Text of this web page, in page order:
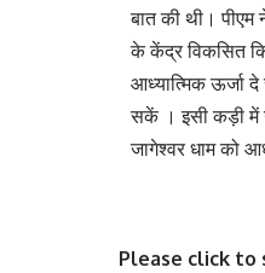
बात की थी।
के केंद्र विकसित
आध्यात्मिक ऊर्जा
सकें । इसी कड़ी में
जागेश्वर धाम को
Please click to